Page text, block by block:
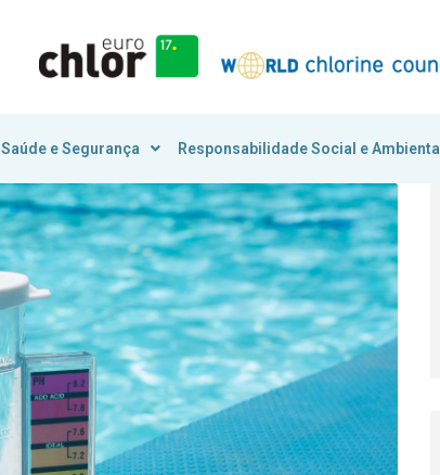
Saúde e Segurança Responsabilidade Social e Ambiental